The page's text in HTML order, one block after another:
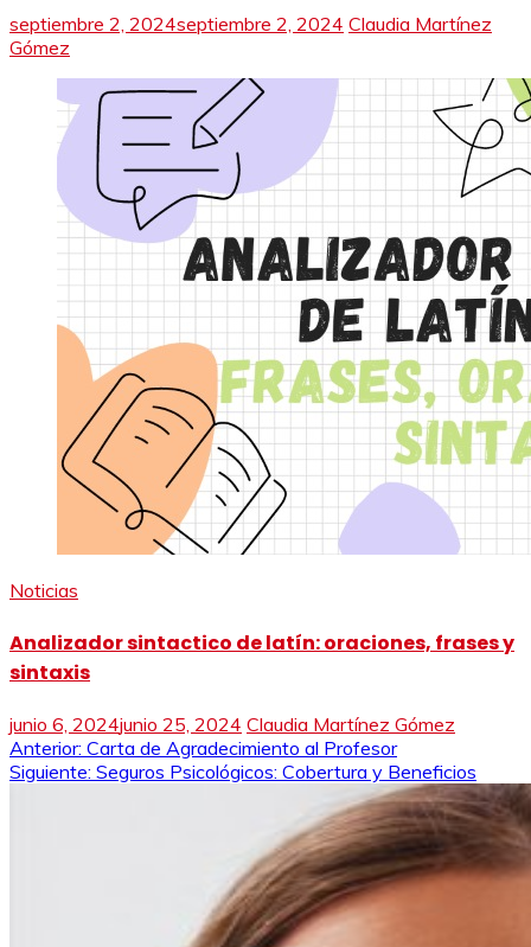
septiembre 2, 2024septiembre 2, 2024 Claudia Martínez
Gómez
Noticias
Analizador sintactico de latín: oraciones, frases y
sintaxis
junio 6, 2024junio 25, 2024 Claudia Martínez Gómez
Navegación
de
Anterior: Carta de Agradecimiento al Profesor
Siguiente: Seguros Psicológicos: Cobertura y Beneficios